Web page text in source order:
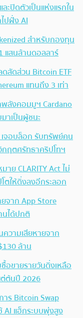
ะปิดตัวเป็นแห่งแรกใน
ปฝั่ง AI
สำหรับกองทุน
แสนล้านดอลลาร์
สัดส่วน Bitcoin ETF
แทนถึง 3 เท่า
ลังคอมมูฯ Cardano
าเป็นผู้ชนะ
จอบล็อก รับทรัพย์คน
กฤตศรัทธาคริปโทฯ
ย CLARITY Act ไม่
ตให้ดิ่งลงอีกระลอก
จาก App Store
นได้ปกติ
ความเสียหายจาก
ล้าน
อขายรายวันดิ่งเหลือ
ต้นปี 2026
าร Bitcoin Swap
AI แฮ็กระบบพุ่งสูง